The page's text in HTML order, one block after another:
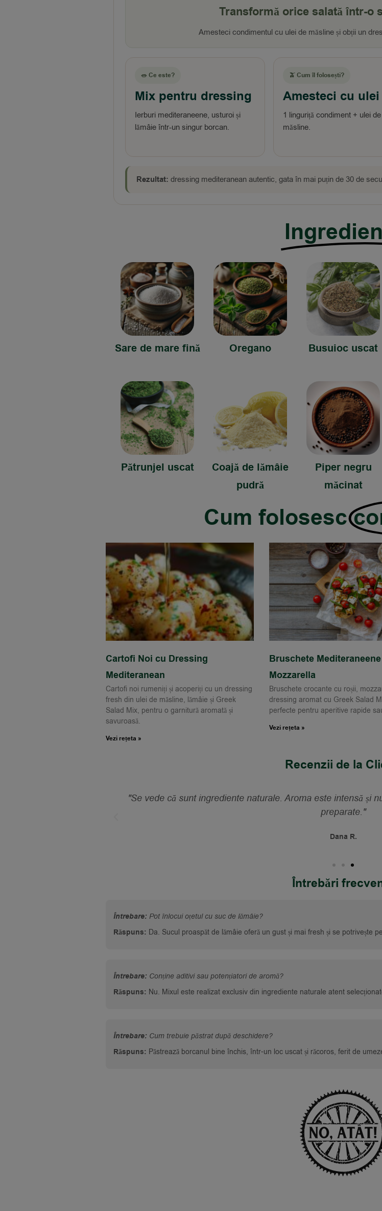
Transformă orice salată într-o
Amesteci condimentul cu ulei de măsline și obții un
🥗 Ce este?
Mix pentru dressing
Ierburi mediteraneene, usturoi și
lămâie într-un singur borcan.
🫒 Cum îl folosești?
Amesteci cu ulei
1 linguriță condiment + ulei de
măsline.
Rezultat: dressing mediteranean autentic, gata în mai puțin de 30 de
Sare de mare fină Oregano Busuioc uscat
Pătrunjel uscat
Coajă de lămâie
pudră
Piper negru
măcinat
Cum folosesc
Cartofi Noi cu Dressing
Mediteranean
Cartofi noi rumeniți și acoperiți cu un dressing
fresh din ulei de măsline, lămâie și Greek
Salad Mix, pentru o garnitură aromată și
savuroasă.
Vezi rețeta »
Bruschete
Mozzarella
Bruschete crocante cu roșii,
dressing aromat cu Greek Salad
perfecte pentru aperitive rapide
Vezi rețeta »
Recenzii de la
"Se vede că sunt ingrediente naturale. Aroma este intensă și
preparate."
Dana R.
Întrebări
Întrebare: Pot înlocui oțetul cu suc de lămâie?
Răspuns: Da. Sucul proaspăt de lămâie oferă un gust și mai fresh și se potrivește
Întrebare: Conține aditivi sau potențiatori de aromă?
Răspuns: Nu. Mixul este realizat exclusiv din ingrediente naturale atent
Întrebare: Cum trebuie păstrat după deschidere?
Răspuns: Păstrează borcanul bine închis, într-un loc uscat și răcoros, ferit de